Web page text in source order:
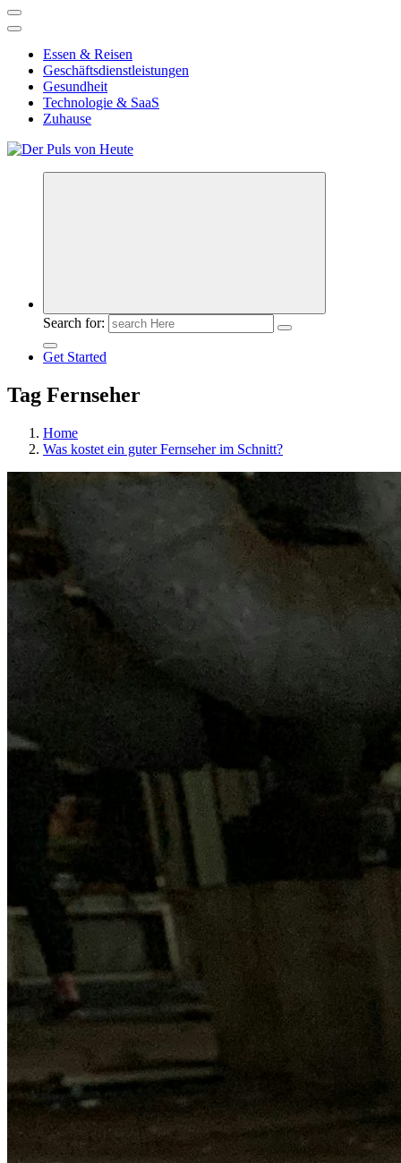
Essen & Reisen
Geschäftsdienstleistungen
Gesundheit
Technologie & SaaS
Zuhause
Meldungen die Resonanz finden
Search for:
Get Started
Tag Fernseher
Home
Was kostet ein guter Fernseher im Schnitt?